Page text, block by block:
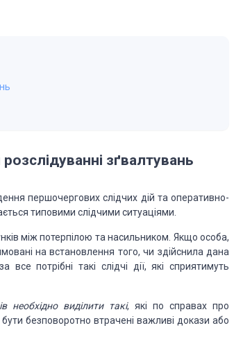
розслідуванні зґвалтувань
першочергових слідчих дій та оперативно-
типовими слідчими ситуаціями.
між потерпілою та насильником. Якщо особа,
на встановлення того, чи здійснила дана
потрібні такі слідчі дії, які сприятимуть
необхідно виділититакі, які по справах про
бути безповоротно втрачені важливі докази або